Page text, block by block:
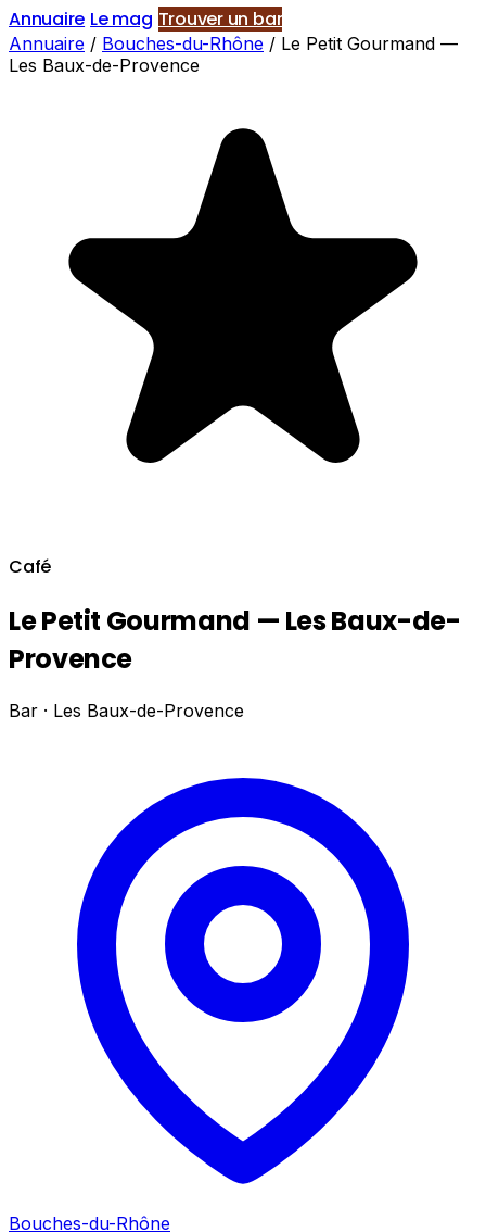
Annuaire Le mag Trouver un bar
Annuaire / Bouches-du-Rhône / Le Petit Gourmand —
Les Baux-de-Provence
Café
Le Petit Gourmand — Les Baux-de-
Provence
Bar · Les Baux-de-Provence
Bouches-du-Rhône